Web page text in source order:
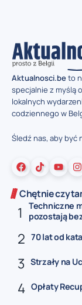
Aktualnosci.beto
specjalnie z myślą
lokalnych
codziennego w
Śledź nas, aby być
Chętnie
Techniczne
pozostają
70 lat od
Strzały na
Opłaty